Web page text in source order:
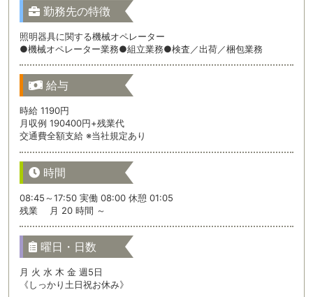
勤務先の特徴
照明器具に関する機械オペレーター
●機械オペレーター業務●組立業務●検査／出荷／梱包業務
給与
時給 1190円
月収例 190400円+残業代
交通費全額支給 ※当社規定あり
時間
08:45～17:50 実働 08:00 休憩 01:05
残業 月 20 時間 ～
曜日・日数
月 火 水 木 金 週5日
《しっかり土日祝お休み》